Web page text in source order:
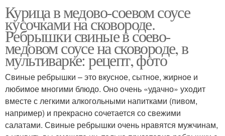
Курица в медово-соевом соусе
кусочками на сковороде.
Ребрышки свиные в соево-
медовом соусе на сковороде, в
мультиварке: рецепт, фото
Свиные ребрышки – это вкусное, сытное, жирное и
любимое многими блюдо. Оно очень «удачно» уходит
вместе с легкими алкогольными напитками (пивом,
например) и прекрасно сочетается со свежими
салатами. Свиные ребрышки очень нравятся мужчинам,